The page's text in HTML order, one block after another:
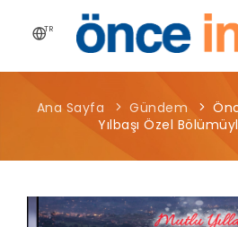
TR
HIKAYEMIZ
YAYINLARIMIZ
PROJELERIMIZ
HABERLER
Ana Sayfa Gündem
Yılbaşı Özel